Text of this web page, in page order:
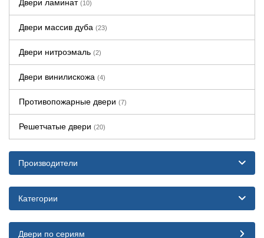
Двери ламинат (10)
Двери массив дуба (23)
Двери нитроэмаль (2)
Двери винилискожа (4)
Противопожарные двери (7)
Решетчатые двери (20)
Производители
Категории
Двери по сериям